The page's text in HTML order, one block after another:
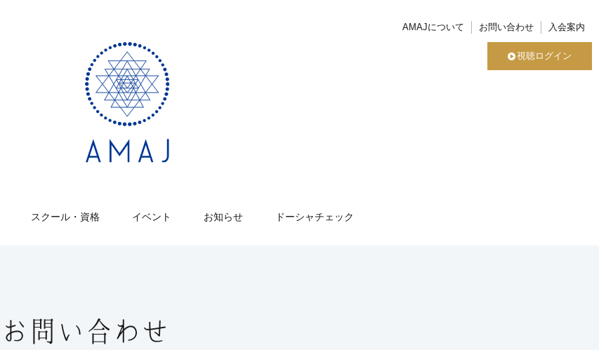
スクール・資格 イベント お知らせ ドーシャチェック
視聴ログイン
AMAJについて お問い合わせ 入会案内
お問い合わせ